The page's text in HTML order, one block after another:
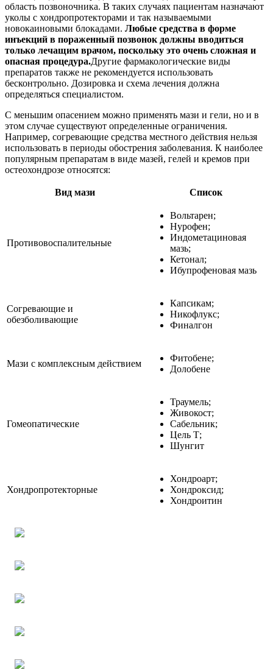
область позвоночника. В таких случаях пациентам назначают
уколы с хондропротекторами и так называемыми
новокаиновыми блокадами. Любые средства в форме
инъекций в пораженный позвонок должны вводиться
только лечащим врачом, поскольку это очень сложная и
опасная процедура.Другие фармакологические виды
препаратов также не рекомендуется использовать
бесконтрольно. Дозировка и схема лечения должна
определяться специалистом.
С меньшим опасением можно применять мази и гели, но и в
этом случае существуют определенные ограничения.
Например, согревающие средства местного действия нельзя
использовать в периоды обострения заболевания. К наиболее
популярным препаратам в виде мазей, гелей и кремов при
остеохондрозе относятся:
Вид мази Список
Противовоспалительные
Вольтарен;
Нурофен;
Индометациновая
мазь;
Кетонал;
Ибупрофеновая мазь
Согревающие и
обезболивающие
Капсикам;
Никофлукс;
Финалгон
Мази с комплексным действием
Фитобене;
Долобене
Гомеопатические
Траумель;
Живокост;
Сабельник;
Цель Т;
Шунгит
Хондропротекторные
Хондроарт;
Хондроксид;
Хондроитин